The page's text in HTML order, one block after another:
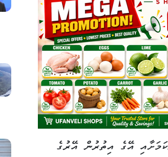
އޭގެ އިތުރުން އޭރުގެ